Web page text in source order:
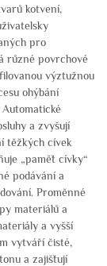
kotvení,
pro
různé povrchové
výztužnou
ohýbání
a zvyšují
těžkých cívek
„paměť cívky“
podávání a
Proměnné
materiálů a
a vyšší
vytváří čisté,
a zajišťují